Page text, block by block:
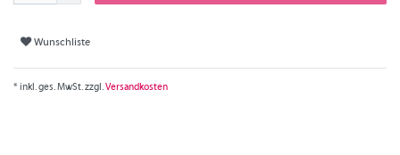
Wunschliste
* inkl. ges. MwSt. zzgl.Versandkosten